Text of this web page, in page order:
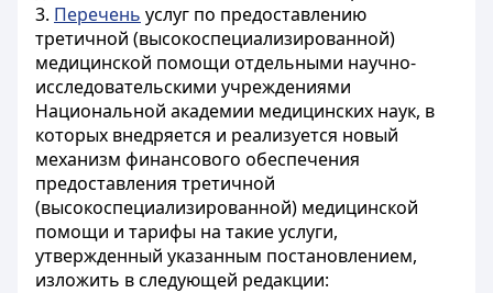
3. Перечень услуг по предоставлению
третичной (высокоспециализированной)
медицинской помощи отдельными научно-
исследовательскими учреждениями
Национальной академии медицинских наук, в
которых внедряется и реализуется новый
механизм финансового обеспечения
предоставления третичной
(высокоспециализированной) медицинской
помощи и тарифы на такие услуги,
утвержденный указанным постановлением,
изложить в следующей редакции: